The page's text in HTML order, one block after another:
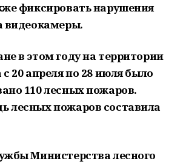
фиксировать нарушения
видеокамеры.
в этом году на территории
20 апреля по 28 июля было
110 лесных пожаров.
лесных пожаров составила
Министерства лесного